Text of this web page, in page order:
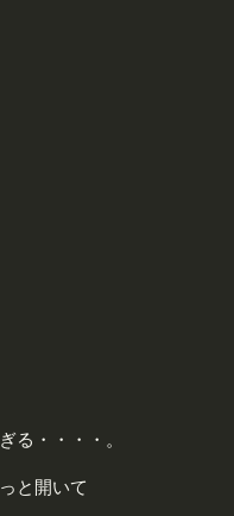
る・・・・。
と開いて